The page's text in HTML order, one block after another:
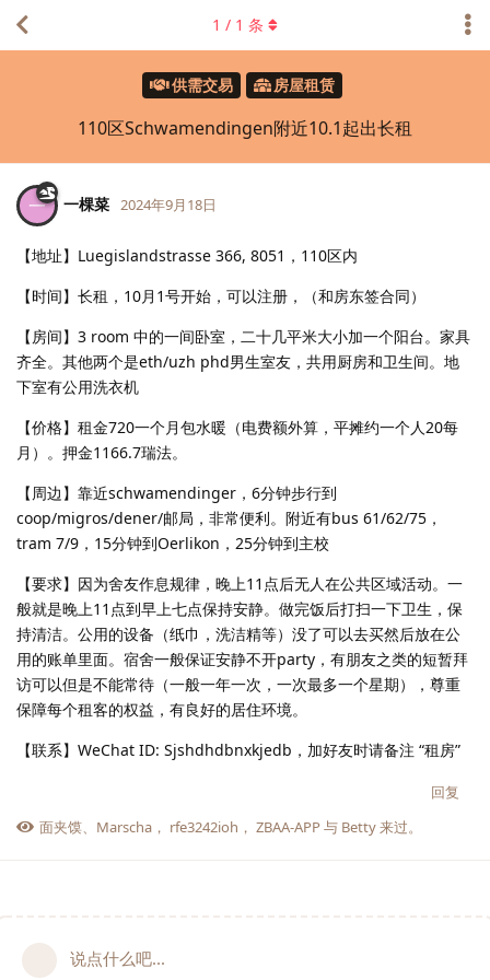
供需交易 房屋租赁
110区Schwamendingen附近10.1起出长租
1 / 1 条
一 一棵菜 2024年9月18日
【地址】Luegislandstrasse 366, 8051，110区内
【时间】长租，10月1号开始，可以注册，（和房东签合同）
【房间】3 room 中的一间卧室，二十几平米大小加一个阳台。家具
齐全。其他两个是eth/uzh phd男生室友，共用厨房和卫生间。地
下室有公用洗衣机
【价格】租金720一个月包水暖（电费额外算，平摊约一个人20每
月）。押金1166.7瑞法。
【周边】靠近schwamendinger，6分钟步行到
coop/migros/dener/邮局，非常便利。附近有bus 61/62/75，
tram 7/9，15分钟到Oerlikon，25分钟到主校
【要求】因为舍友作息规律，晚上11点后无人在公共区域活动。一
般就是晚上11点到早上七点保持安静。做完饭后打扫一下卫生，保
持清洁。公用的设备（纸巾，洗洁精等）没了可以去买然后放在公
用的账单里面。宿舍一般保证安静不开party，有朋友之类的短暂拜
访可以但是不能常待（一般一年一次，一次最多一个星期），尊重
保障每个租客的权益，有良好的居住环境。
【联系】WeChat ID: Sjshdhdbnxkjedb，加好友时请备注 “租房”
回复
面夹馍、 Marscha ， rfe3242ioh ， ZBAA-APP与 Betty来过。
说点什么吧...